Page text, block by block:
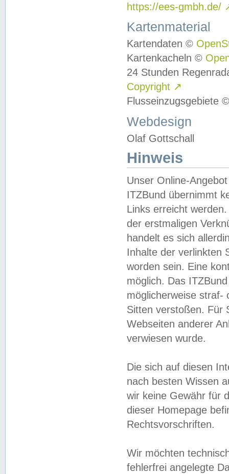
https://ees-gmbh.de/
Kartenmaterial
Kartendaten ©
Kartenkacheln ©
24 Stunden
Copyright ↗
Flusseinzugsgebiete
Webdesign
Olaf Gottschall
Hinweis
Unser Online-
ITZBund übernimmt
Links erreicht
der erstmaligen
handelt es sich
Inhalte der verlinkten
worden sein. Eine
möglich. Das
möglicherweise straf-
Sitten verstoßen. Für
Webseiten anderer
verwiesen wurde.
Die sich auf diesen
nach besten Wissen
wir keine Gewähr für
dieser Homepage
Rechtsvorschriften.
Wir möchten
fehlerfrei angelegte